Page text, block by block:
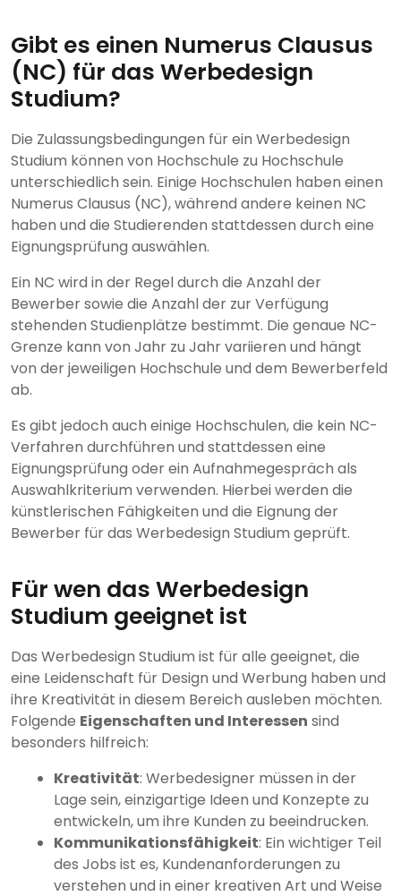
Gibt es einen Numerus Clausus
(NC) für das Werbedesign
Studium?
Die Zulassungsbedingungen für ein Werbedesign
Studium können von Hochschule zu Hochschule
unterschiedlich sein. Einige Hochschulen haben einen
Numerus Clausus (NC), während andere keinen NC
haben und die Studierenden stattdessen durch eine
Eignungsprüfung auswählen.
Ein NC wird in der Regel durch die Anzahl der
Bewerber sowie die Anzahl der zur Verfügung
stehenden Studienplätze bestimmt. Die genaue NC-
Grenze kann von Jahr zu Jahr variieren und hängt
von der jeweiligen Hochschule und dem Bewerberfeld
ab.
Es gibt jedoch auch einige Hochschulen, die kein NC-
Verfahren durchführen und stattdessen eine
Eignungsprüfung oder ein Aufnahmegespräch als
Auswahlkriterium verwenden. Hierbei werden die
künstlerischen Fähigkeiten und die Eignung der
Bewerber für das Werbedesign Studium geprüft.
Für wen das Werbedesign
Studium geeignet ist
Das Werbedesign Studium ist für alle geeignet, die
eine Leidenschaft für Design und Werbung haben und
ihre Kreativität in diesem Bereich ausleben möchten.
Folgende Eigenschaften und Interessen sind
besonders hilfreich:
Kreativität: Werbedesigner müssen in der
Lage sein, einzigartige Ideen und Konzepte zu
entwickeln, um ihre Kunden zu beeindrucken.
Kommunikationsfähigkeit: Ein wichtiger Teil
des Jobs ist es, Kundenanforderungen zu
verstehen und in einer kreativen Art und Weise